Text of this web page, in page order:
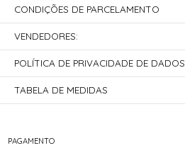
PAGAMENTO
CONDIÇÕES DE PARCELAMENTO
VENDEDORES:
POLÍTICA DE PRIVACIDADE DE DADOS
TABELA DE MEDIDAS